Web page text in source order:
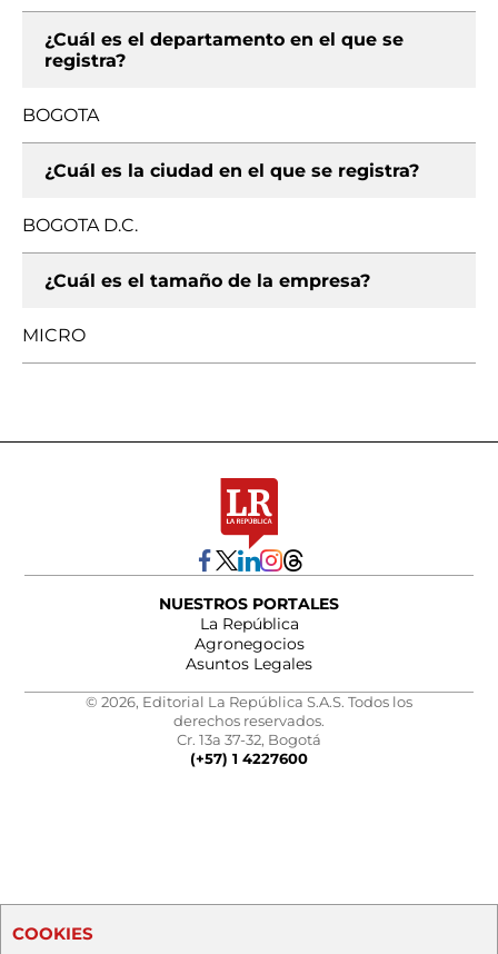
¿Cuál es el departamento en el que se
registra?
BOGOTA
¿Cuál es la ciudad en el que se registra?
BOGOTA D.C.
¿Cuál es el tamaño de la empresa?
MICRO
NUESTROS PORTALES
La República
Agronegocios
Asuntos Legales
© 2026, Editorial La República S.A.S. Todos los
derechos reservados.
Cr. 13a 37-32, Bogotá
(+57) 1 4227600
COOKIES